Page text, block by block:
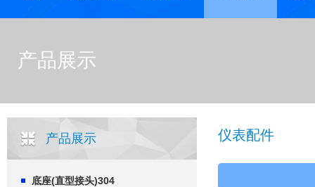
产品展示
产品展示
底座(直型接头)304
仪表配件